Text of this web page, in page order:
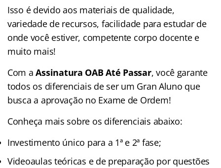
Isso é devido aos materiais de qualidade,
variedade de recursos, facilidade para estudar de
onde você estiver, competente corpo docente e
muito mais!
Com aAssinatura OAB Até Passar, você garante
todos os diferenciais de ser um Gran Aluno que
busca a aprovação no Exame de Ordem!
Conheça mais sobre os diferenciais abaixo:
Investimento único para a 1ª e 2ª fase;
Videoaulas teóricas e de preparação por questões